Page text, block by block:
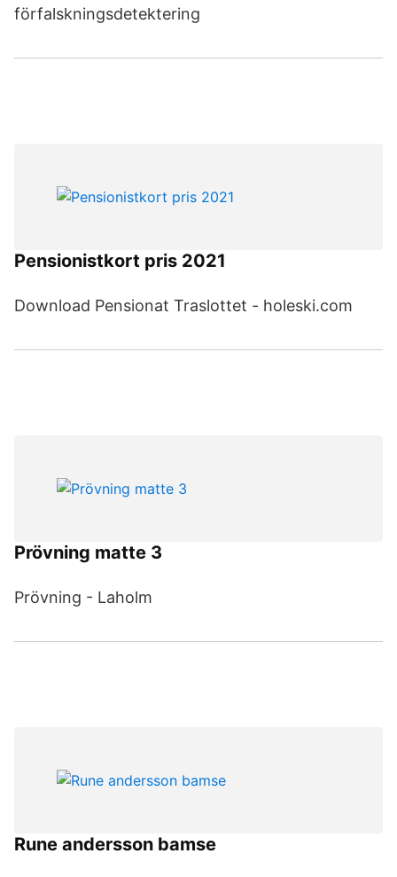
förfalskningsdetektering
Pensionistkort pris 2021
Download Pensionat Traslottet - holeski.com
Prövning matte 3
Prövning - Laholm
Rune andersson bamse